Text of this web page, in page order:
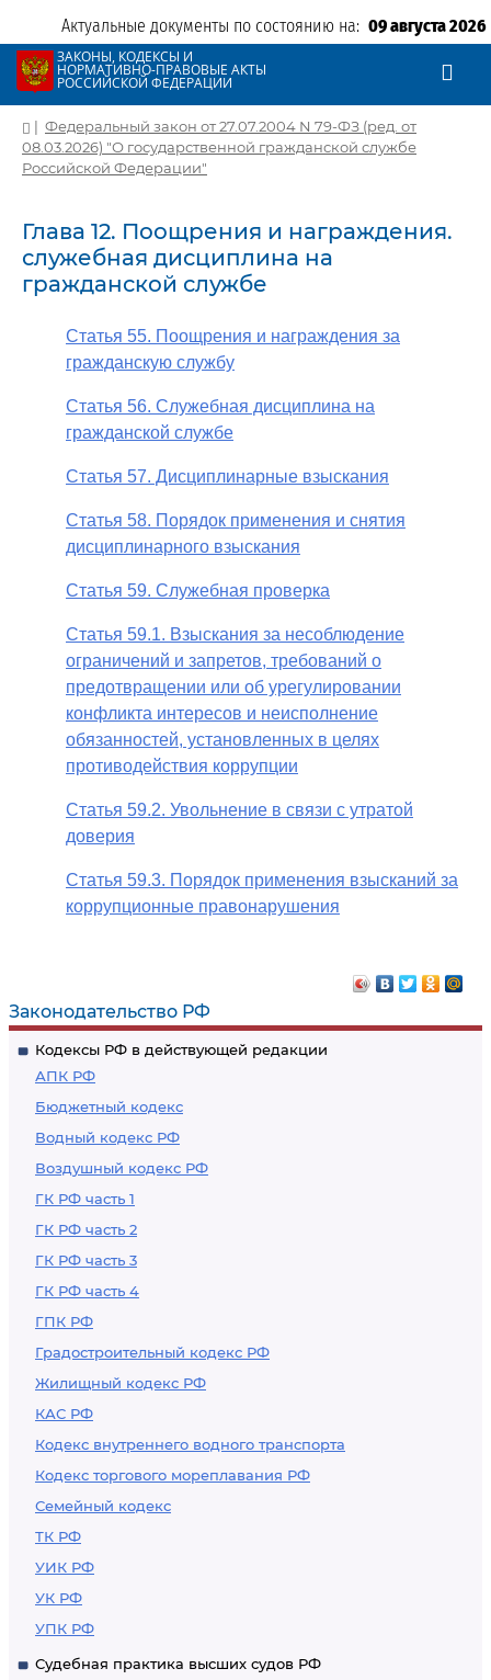
Актуальные документы по состоянию на: 09 августа 2026
ЗАКОНЫ, КОДЕКСЫ И
НОРМАТИВНО-ПРАВОВЫЕ АКТЫ
РОССИЙСКОЙ ФЕДЕРАЦИИ
Законодательство РФ
Кодексы РФ в действующей редакции
АПК РФ
Бюджетный кодекс
Водный кодекс РФ
Воздушный кодекс РФ
ГК РФ часть 1
ГК РФ часть 2
ГК РФ часть 3
ГК РФ часть 4
ГПК РФ
Градостроительный кодекс РФ
Жилищный кодекс РФ
КАС РФ
Кодекс внутреннего водного транспорта
Кодекс торгового мореплавания РФ
Семейный кодекс
ТК РФ
УИК РФ
УК РФ
УПК РФ
Судебная практика высших судов РФ
| Федеральный закон от 27.07.2004 N 79-ФЗ (ред. от
08.03.2026) "О государственной гражданской службе
Российской Федерации"
Глава 12. Поощрения и награждения.
служебная дисциплина на
гражданской службе
Статья 55. Поощрения и награждения за
гражданскую службу
Статья 56. Служебная дисциплина на
гражданской службе
Статья 57. Дисциплинарные взыскания
Статья 58. Порядок применения и снятия
дисциплинарного взыскания
Статья 59. Служебная проверка
Статья 59.1. Взыскания за несоблюдение
ограничений и запретов, требований о
предотвращении или об урегулировании
конфликта интересов и неисполнение
обязанностей, установленных в целях
противодействия коррупции
Статья 59.2. Увольнение в связи с утратой
доверия
Статья 59.3. Порядок применения взысканий за
коррупционные правонарушения